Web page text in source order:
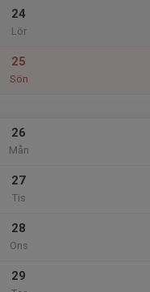
24
Lör
25
Sön
26
Mån
27
Tis
28
Ons
29